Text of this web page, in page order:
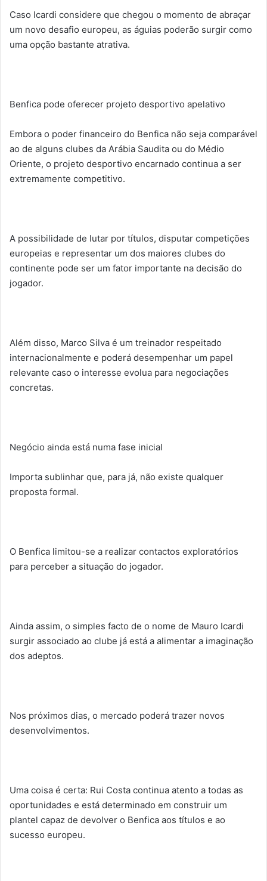
Caso Icardi considere que chegou o momento de abraçar
um novo desafio europeu, as águias poderão surgir como
uma opção bastante atrativa.
Benfica pode oferecer projeto desportivo apelativo
Embora o poder financeiro do Benfica não seja comparável
ao de alguns clubes da Arábia Saudita ou do Médio
Oriente, o projeto desportivo encarnado continua a ser
extremamente competitivo.
A possibilidade de lutar por títulos, disputar competições
europeias e representar um dos maiores clubes do
continente pode ser um fator importante na decisão do
jogador.
Além disso, Marco Silva é um treinador respeitado
internacionalmente e poderá desempenhar um papel
relevante caso o interesse evolua para negociações
concretas.
Negócio ainda está numa fase inicial
Importa sublinhar que, para já, não existe qualquer
proposta formal.
O Benfica limitou-se a realizar contactos exploratórios
para perceber a situação do jogador.
Ainda assim, o simples facto de o nome de Mauro Icardi
surgir associado ao clube já está a alimentar a imaginação
dos adeptos.
Nos próximos dias, o mercado poderá trazer novos
desenvolvimentos.
Uma coisa é certa: Rui Costa continua atento a todas as
oportunidades e está determinado em construir um
plantel capaz de devolver o Benfica aos títulos e ao
sucesso europeu.